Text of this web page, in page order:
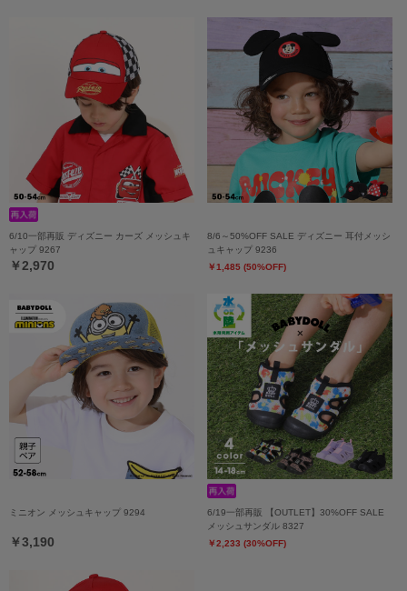
6/10一部再販 ディズニー カーズ メッシュキ
ャップ 9267
￥2,970
8/6～50%OFF SALE ディズニー 耳付メッシ
ュキャップ 9236
￥1,485 (50%OFF)
ミニオン メッシュキャップ 9294
￥3,190
6/19一部再販 【OUTLET】30%OFF SALE
メッシュサンダル 8327
￥2,233 (30%OFF)